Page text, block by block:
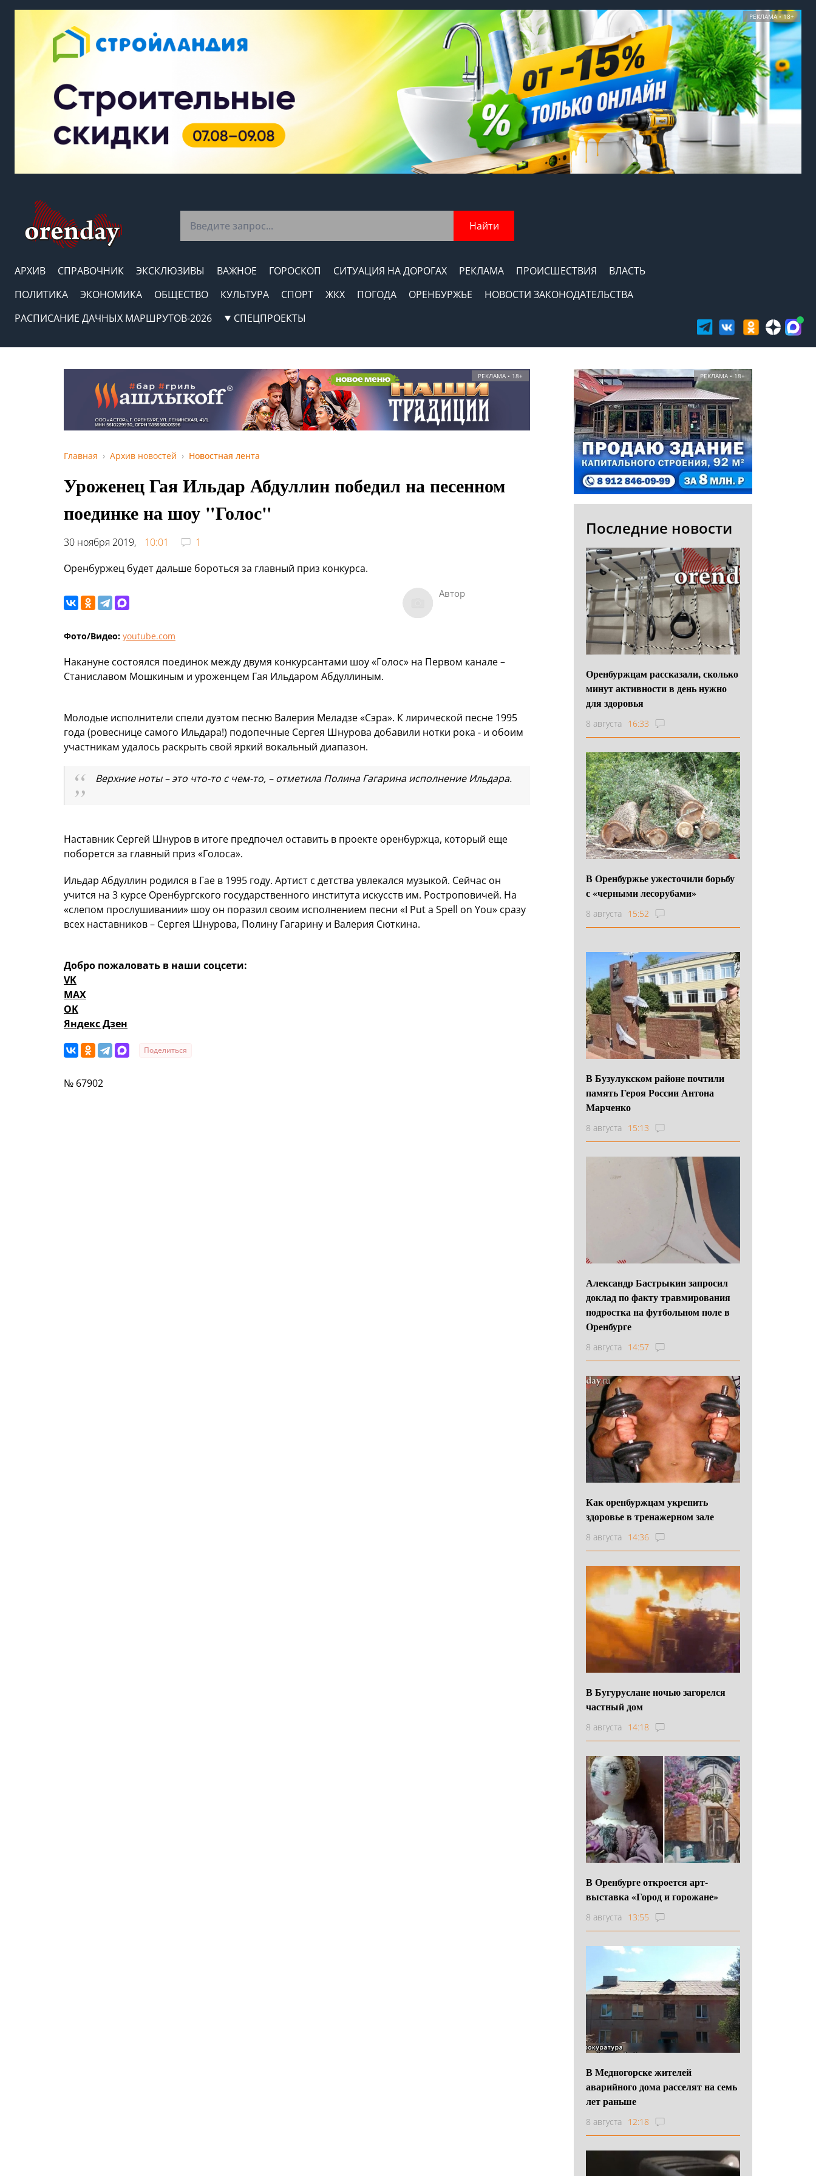
РЕКЛАМА • 18+
Найти
АРХИВ СПРАВОЧНИК ЭКСКЛЮЗИВЫ ВАЖНОЕ ГОРОСКОП СИТУАЦИЯ НА ДОРОГАХ РЕКЛАМА ПРОИСШЕСТВИЯ
ВЛАСТЬ
ПОЛИТИКА
ЭКОНОМИКА ОБЩЕСТВО КУЛЬТУРА СПОРТ ЖКХ ПОГОДА ОРЕНБУРЖЬЕ
НОВОСТИ ЗАКОНОДАТЕЛЬСТВА
РАСПИСАНИЕ ДАЧНЫХ МАРШРУТОВ-2026
СПЕЦПРОЕКТЫ
РЕКЛАМА • 18+
Главная Архив новостей Новостная лента
Уроженец Гая Ильдар Абдуллин победил на песенном
поединке на шоу "Голос"
30 ноября 2019, 10:01
1
Оренбуржец будет дальше бороться за главный приз конкурса.
Автор
Фото/Видео: youtube.com
Накануне состоялся поединок между двумя конкурсантами шоу «Голос» на Первом канале –
Станиславом Мошкиным и уроженцем Гая Ильдаром Абдуллиным.
Молодые исполнители спели дуэтом песню Валерия Меладзе «Сэра». К лирической песне 1995
года (ровеснице самого Ильдара!) подопечные Сергея Шнурова добавили нотки рока - и обоим
участникам удалось раскрыть свой яркий вокальный диапазон.
Верхние ноты – это что-то с чем-то, – отметила Полина Гагарина исполнение Ильдара.
Наставник Сергей Шнуров в итоге предпочел оставить в проекте оренбуржца, который еще
поборется за главный приз «Голоса».
Ильдар Абдуллин родился в Гае в 1995 году. Артист с детства увлекался музыкой. Сейчас он
учится на 3 курсе Оренбургского государственного института искусств им. Ростроповичей. На
«слепом прослушивании» шоу он поразил своим исполнением песни «I Put a Spell on You» сразу
всех наставников – Сергея Шнурова, Полину Гагарину и Валерия Сюткина.
Добро пожаловать в наши соцсети:
VK
MAX
OK
Яндекс Дзен
Поделиться
№ 67902
РЕКЛАМА • 18+
Последние новости
Оренбуржцам рассказали, сколько
минут активности в день нужно
для здоровья
8 августа 16:33
В Оренбуржье ужесточили борьбу
с «черными лесорубами»
8 августа 15:52
В Бузулукском районе почтили
память Героя России Антона
Марченко
8 августа 15:13
Александр Бастрыкин запросил
доклад по факту травмирования
подростка на футбольном поле в
Оренбурге
8 августа 14:57
Как оренбуржцам укрепить
здоровье в тренажерном зале
8 августа 14:36
В Бугуруслане ночью загорелся
частный дом
8 августа 14:18
В Оренбурге откроется арт-
выставка «Город и горожане»
8 августа 13:55
В Медногорске жителей
аварийного дома расселят на семь
лет раньше
8 августа 12:18